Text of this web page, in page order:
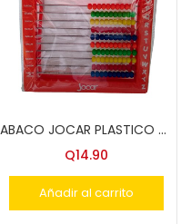
ABACO JOCAR PLASTICO GRANDE
Q14.90
Añadir al carrito